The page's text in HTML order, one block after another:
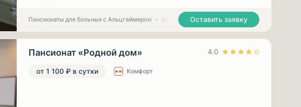
Пансионаты для больных с Альцгеймером Дома престарелых для больных с Паркинсоном
Оставить заявку
Пансионат «Родной дом» 4.0
от 1 100 ₽ в сутки Комфорт